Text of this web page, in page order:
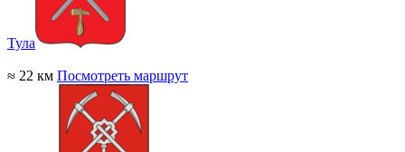
Тула
≈ 22 км Посмотреть маршрут